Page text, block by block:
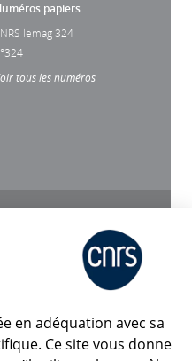
papiers
lemag 324
tous les numéros
Mag
en adéquation avec sa
Ce site vous donne